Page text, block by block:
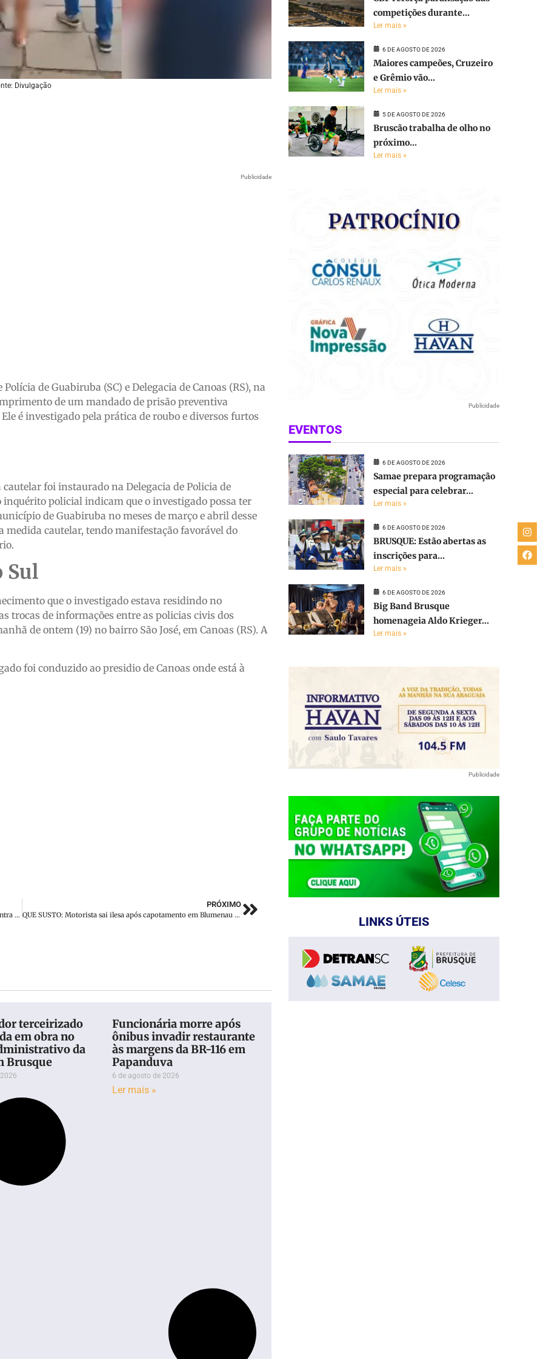
Divulgação
Publicidade
de Guabiruba (SC) e Delegacia de Canoas (RS), na
de um mandado de prisão preventiva
é investigado pela prática de roubo e diversos furtos
foi instaurado na Delegacia de Policia de
policial indicam que o investigado possa ter
de Guabiruba no meses de março e abril desse
medida cautelar, tendo manifestação favorável do
Sul
que o investigado estava residindo no
trocas de informações entre as policias civis dos
de ontem (19) no bairro São José, em Canoas (RS). A
foi conduzido ao presidio de Canoas onde está à
Vereador sugere que escolas públicas recebam campanha contra desafios virtuais
PRÓXIMO
QUE SUSTO: Motorista sai ilesa após capotamento em Blumenau (SC)
terceirizado
em obra no
da
Brusque
Funcionária morre após
ônibus invadir restaurante
às margens da BR-116 em
Papanduva
6 de agosto de 2026
Ler mais »
competições durante...
Ler mais »
6 DE AGOSTO DE 2026
Maiores campeões, Cruzeiro
e Grêmio vão...
Ler mais »
5 DE AGOSTO DE 2026
Bruscão trabalha de olho no
próximo...
Ler mais »
Publicidade
EVENTOS
6 DE AGOSTO DE 2026
Samae prepara programação
especial para celebrar...
Ler mais »
6 DE AGOSTO DE 2026
BRUSQUE: Estão abertas as
inscrições para...
Ler mais »
6 DE AGOSTO DE 2026
Big Band Brusque
homenageia Aldo Krieger...
Ler mais »
Publicidade
LINKS ÚTEIS